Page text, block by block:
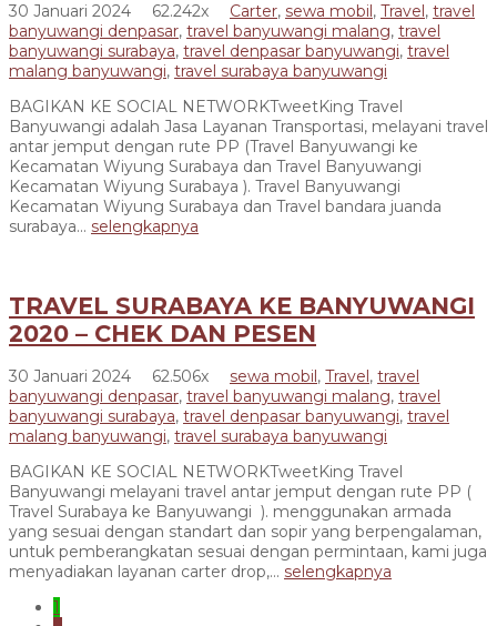
30 Januari 2024 62.242x Carter, sewa mobil, Travel, travel
banyuwangi denpasar, travel banyuwangi malang, travel
banyuwangi surabaya, travel denpasar banyuwangi, travel
malang banyuwangi, travel surabaya banyuwangi
BAGIKAN KE SOCIAL NETWORKTweetKing Travel
Banyuwangi adalah Jasa Layanan Transportasi, melayani travel
antar jemput dengan rute PP (Travel Banyuwangi ke
Kecamatan Wiyung Surabaya dan Travel Banyuwangi
Kecamatan Wiyung Surabaya ). Travel Banyuwangi
Kecamatan Wiyung Surabaya dan Travel bandara juanda
surabaya... selengkapnya
TRAVEL SURABAYA KE BANYUWANGI
2020 – CHEK DAN PESEN
30 Januari 2024 62.506x sewa mobil, Travel, travel
banyuwangi denpasar, travel banyuwangi malang, travel
banyuwangi surabaya, travel denpasar banyuwangi, travel
malang banyuwangi, travel surabaya banyuwangi
BAGIKAN KE SOCIAL NETWORKTweetKing Travel
Banyuwangi melayani travel antar jemput dengan rute PP (
Travel Surabaya ke Banyuwangi ). menggunakan armada
yang sesuai dengan standart dan sopir yang berpengalaman,
untuk pemberangkatan sesuai dengan permintaan, kami juga
menyadiakan layanan carter drop,... selengkapnya
1